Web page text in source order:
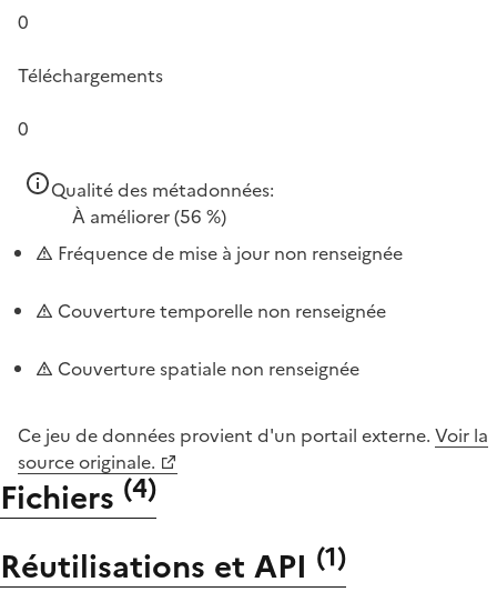
0
Téléchargements
0
Qualité des métadonnées:
À améliorer(56 %)
Fréquence de mise à jour non renseignée
Couverture temporelle non renseignée
Couverture spatiale non renseignée
Ce jeu de données provient d'un portail externe. Voir la
source originale.
Fichiers (4)
Réutilisations et API (1)